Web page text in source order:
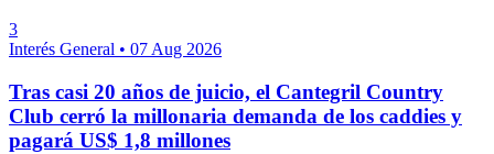
3
Interés General • 07 Aug 2026
Tras casi 20 años de juicio, el Cantegril Country
Club cerró la millonaria demanda de los caddies y
pagará US$ 1,8 millones